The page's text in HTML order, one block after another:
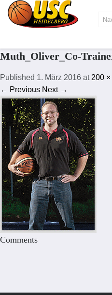
Muth_Oliver_Co-
Published 1. März 2016 at 200
← Previous Next →
Comments